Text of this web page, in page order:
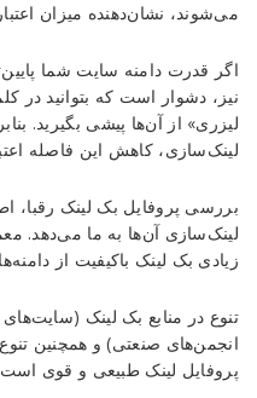
می‌شوند، نشان‌دهنده میزان
اگر قدرت دامنه سایت شما
نیز، دشوار است که بتوانید در
لیزری» از آن‌ها پیشی بگیرید.
لینک‌سازی، کاهش این فاصله
بررسی پروفایل بک لینک رقبا،
لینک‌سازی آن‌ها به ما می‌دهد.
زیادی بک لینک باکیفیت از
تنوع در منابع بک لینک
انجمن‌های صنعتی) و همچنین
پروفایل لینک طبیعی و قوی